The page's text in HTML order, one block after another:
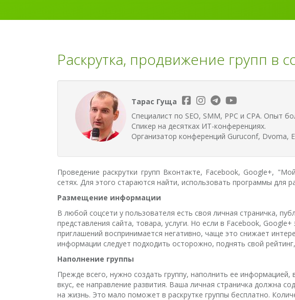
Раскрутка, продвижение групп в
Тарас Гуща
Специалист по SEO, SMM, PPC и CPA. Опыт
Спикер на десятках ИТ-конференциях.
Организатор конференций Guruconf, Dvoma,
Проведение раскрутки групп Вконтакте, Facebook, Google+,
сетях. Для этого стараются найти, использовать программы для
Размещение информации
В любой соцсети у пользователя есть своя личная страничка,
представления сайта, товара, услуги. Но если в Facebook,
приглашений воспринимается негативно, чаще это снижает
информации следует подходить осторожно, поднять свой
Наполнение группы
Прежде всего, нужно создать группу, наполнить ее
вкус, ее направление развития. Ваша личная страничка должна
на жизнь. Это мало поможет в раскрутке группы бесплатно.